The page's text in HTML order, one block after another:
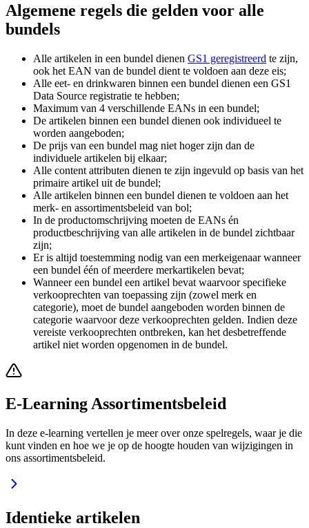
Algemene regels die gelden voor alle
bundels
Alle artikelen in een bundel dienen GS1 geregistreerd te zijn,
ook het EAN van de bundel dient te voldoen aan deze eis;
Alle eet- en drinkwaren binnen een bundel dienen een GS1
Data Source registratie te hebben;
Maximum van 4 verschillende EANs in een bundel;
De artikelen binnen een bundel dienen ook individueel te
worden aangeboden;
De prijs van een bundel mag niet hoger zijn dan de
individuele artikelen bij elkaar;
Alle content attributen dienen te zijn ingevuld op basis van het
primaire artikel uit de bundel;
Alle artikelen binnen een bundel dienen te voldoen aan het
merk- en assortimentsbeleid van bol;
In de productomschrijving moeten de EANs én
productbeschrijving van alle artikelen in de bundel zichtbaar
zijn;
Er is altijd toestemming nodig van een merkeigenaar wanneer
een bundel één of meerdere merkartikelen bevat;
Wanneer een bundel een artikel bevat waarvoor specifieke
verkooprechten van toepassing zijn (zowel merk en
categorie), moet de bundel aangeboden worden binnen de
categorie waarvoor deze verkooprechten gelden. Indien deze
vereiste verkooprechten ontbreken, kan het desbetreffende
artikel niet worden opgenomen in de bundel.
E-Learning Assortimentsbeleid
In deze e-learning vertellen je meer over onze spelregels, waar je die
kunt vinden en hoe we je op de hoogte houden van wijzigingen in
ons assortimentsbeleid.
Identieke artikelen